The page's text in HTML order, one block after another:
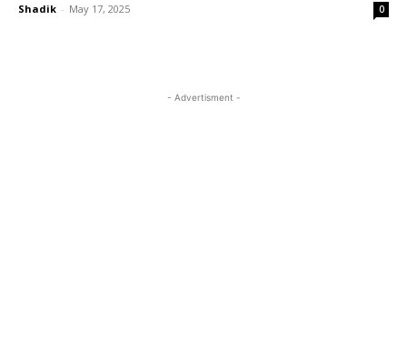
Shadik - May 17, 2025 0
- Advertisment -